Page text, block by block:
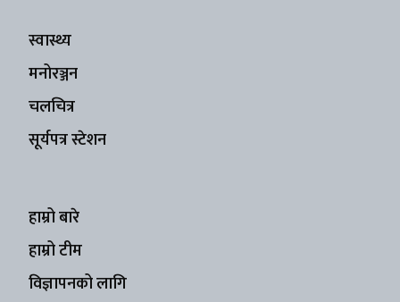
स्वास्थ्य
मनोरञ्जन
चलचित्र
सूर्यपत्र स्टेशन
हाम्रो बारे
हाम्रो टीम
विज्ञापनको लागि